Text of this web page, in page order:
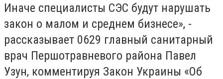
Иначе специалисты СЭС будут нарушать
закон о малом и среднем бизнесе», -
рассказывает 0629 главный санитарный
врач Першотравневого района Павел
Узун, комментируя Закон Украины «Об